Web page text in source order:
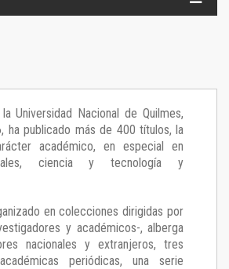
Universidad Nacional de Quilmes,
ha publicado más de 400 títulos, la
académico, en especial en
ciencia y tecnología y
en colecciones dirigidas por
y académicos-, alberga
nacionales y extranjeros, tres
periódicas, una serie